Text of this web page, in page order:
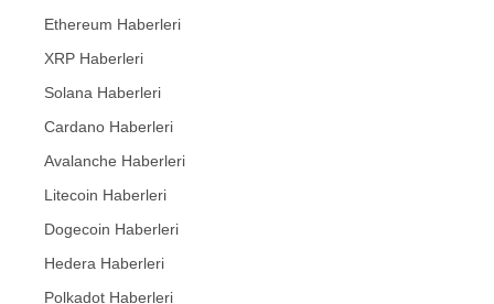
Ethereum Haberleri
XRP Haberleri
Solana Haberleri
Cardano Haberleri
Avalanche Haberleri
Litecoin Haberleri
Dogecoin Haberleri
Hedera Haberleri
Polkadot Haberleri